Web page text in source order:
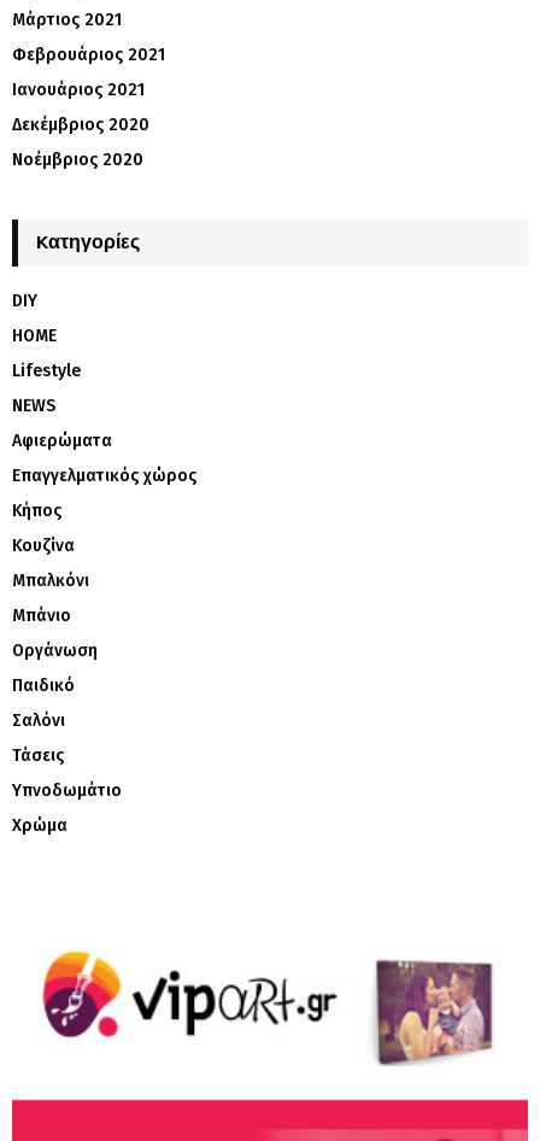
Μάρτιος 2021
Φεβρουάριος 2021
Ιανουάριος 2021
Δεκέμβριος 2020
Νοέμβριος 2020
Kατηγορίες
DIY
HOME
Lifestyle
NEWS
Αφιερώματα
Επαγγελματικός χώρος
Κήπος
Κουζίνα
Μπαλκόνι
Μπάνιο
Οργάνωση
Παιδικό
Σαλόνι
Τάσεις
Υπνοδωμάτιο
Χρώμα